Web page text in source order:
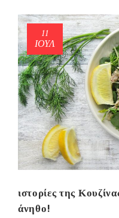
11
ΙΟΎΛ
ιστορίες της
άνηθο!
y